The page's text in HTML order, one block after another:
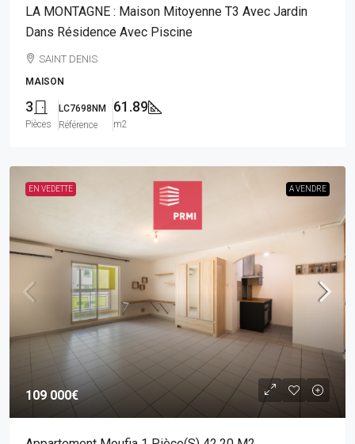
LA MONTAGNE : Maison Mitoyenne T3 Avec Jardin
Dans Résidence Avec Piscine
SAINT DENIS
MAISON
3
Pièces
LC7698NM
Référence
61.89
m2
EN VEDETTE A VENDRE
109 000€